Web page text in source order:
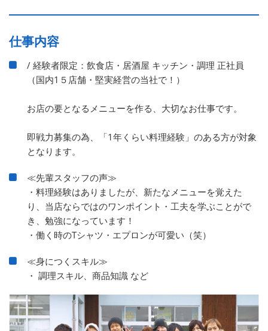
仕事内容
/ 経験者限定：飲食店・居酒屋 キッチン・調理 正社員
（国内1５店舗・堅実経営の当社で！）
お店の要となるメニューを作る、大切なお仕事です。
即戦力募集の為、「1年くらい料理経験」のある方が対象
となります。
≪先輩スタッフの声≫
・料理経験はありましたが、新たなメニューを覚えた
り、当店ならではのワンポイント・工夫を学ぶことがで
き、勉強になっています！
・働く時のTシャツ・エプロンが可愛い（笑）
≪身につくスキル≫
・ 調理スキル、商品知識 など